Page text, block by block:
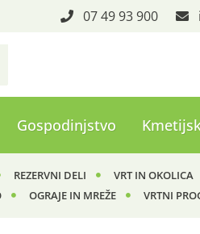
07 49 93 900
Gospodinjstvo
REZERVNI DELI VRT IN OKOLICA
OGRAJE IN MREŽE VRTNI